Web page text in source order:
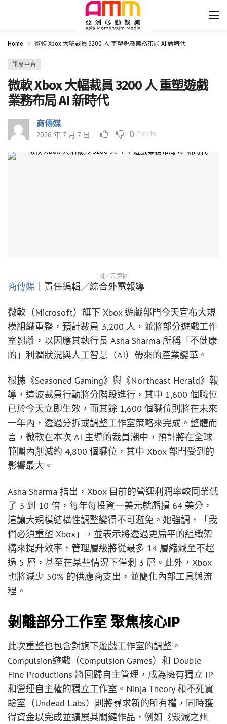
Home 微軟 Xbox 大幅裁員 3200 人 重塑遊戲業務布局 AI 新時代
訊息平台
微軟 Xbox 大幅裁員 3200 人 重塑遊戲
業務布局 AI 新時代
商傳媒
2026 年 7 月 7 日 0 Points
圖／示意圖
商傳媒 ｜責任編輯／綜合外電報導
微軟（Microsoft）旗下 Xbox 遊戲部門今天宣布大規
模組織重整，預計裁員 3,200 人，並將部分遊戲工作
室剝離，以因應其執行長 Asha Sharma 所稱「不健康
的」利潤狀況與人工智慧（AI）帶來的產業變革。
根據《Seasoned Gaming》與《Northeast Herald》報
導，這波裁員行動將分階段進行，其中 1,600 個職位
已於今天立即生效，而其餘 1,600 個職位則將在未來
一年內，透過分拆或調整工作室策略來完成。整體而
言，微軟在本次 AI 主導的裁員潮中，預計將在全球
範圍內削減約 4,800 個職位，其中 Xbox 部門受到的
影響最大。
Asha Sharma 指出，Xbox 目前的營運利潤率較同業低
了 3 到 10 倍，每年每投資一美元就虧損 64 美分，
這讓大規模結構性調整變得不可避免。她強調，「我
們必須重塑 Xbox」，並表示將透過更扁平的組織架
構來提升效率，管理層級將從最多 14 層縮減至不超
過 5 層，甚至在某些情況下僅剩 3 層。此外，Xbox
也將減少 50% 的供應商支出，並簡化內部工具與流
程。
剝離部分工作室 聚焦核心IP
此次重整也包含對旗下遊戲工作室的調整。
Compulsion遊戲（Compulsion Games）和 Double
Fine Productions 將回歸自主管理，成為擁有獨立 IP
和營運自主權的獨立工作室。Ninja Theory 和不死實
驗室（Undead Labs）則將尋求新的所有權，同時獲
得資金以完成並擴展其關鍵作品，例如《毀滅之州